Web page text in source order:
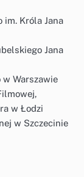
im. Króla Jana
Jana
Warszawie
w Łodzi
w Szczecinie